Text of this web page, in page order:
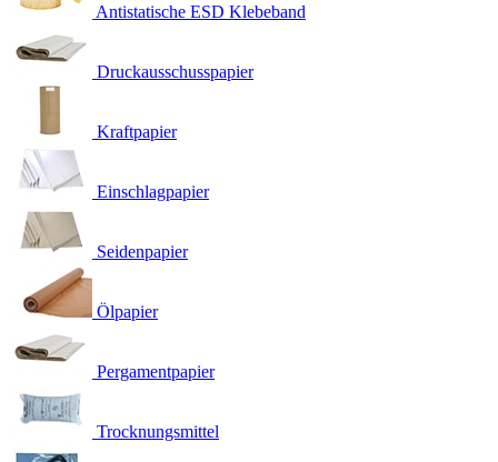
Antistatische ESD Klebeband
Druckausschusspapier
Kraftpapier
Einschlagpapier
Seidenpapier
Ölpapier
Pergamentpapier
Trocknungsmittel